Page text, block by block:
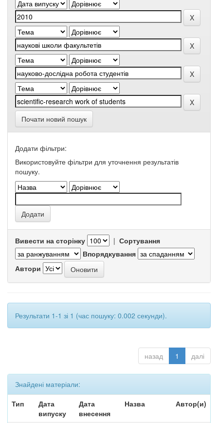
Почати новий пошук
Додати фільтри:
Використовуйте фільтри для уточнення результатів
пошуку.
Вивести на сторінку | Сортування
Впорядкування
Автори
Результати 1-1 зі 1 (час пошуку: 0.002 секунди).
назад 1 далі
Знайдені матеріали:
Тип
Дата
випуску
Дата
внесення
Назва Автор(и)